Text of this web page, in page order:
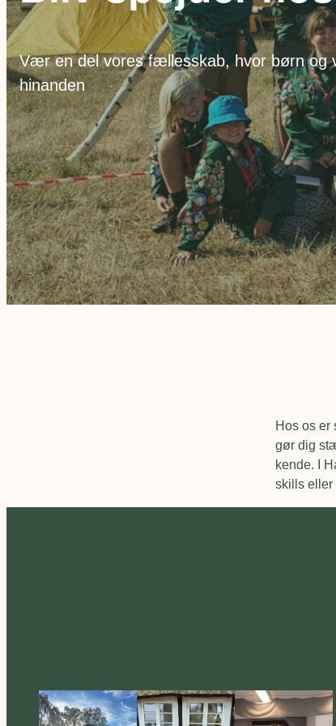
Vær en del vores fællesskab, hvor børn og
hinanden
Hos os er
gør dig
kende. I
skills eller